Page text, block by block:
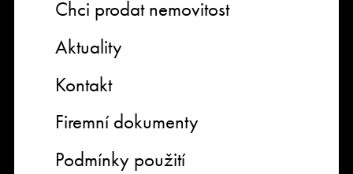
Chci prodat nemovitost
Aktuality
Kontakt
Firemní dokumenty
Podmínky použití